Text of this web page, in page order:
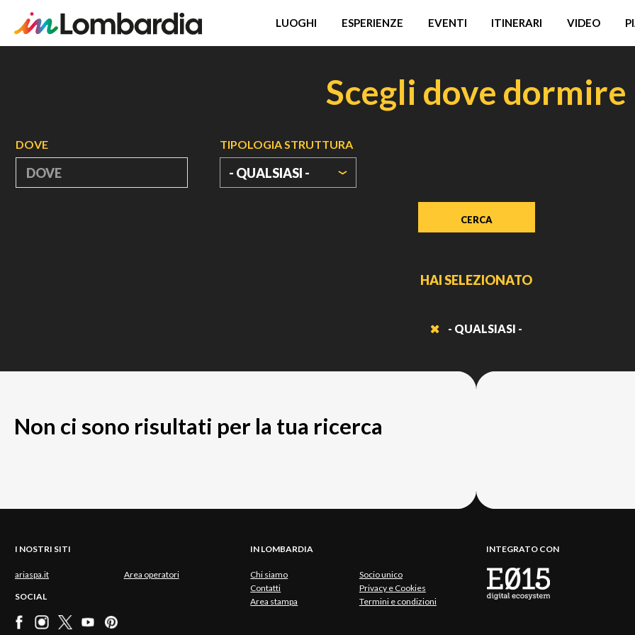
LUOGHI ESPERIENZE EVENTI ITINERARI VIDEO
Scegli dove dormire
DOVE TIPOLOGIA STRUTTURA
- QUALSIASI -
HAI SELEZIONATO
- QUALSIASI -
Non ci sono risultati per la tua ricerca
I NOSTRI SITI
ariaspa.it Area operatori
SOCIAL
IN LOMBARDIA
Chi siamo
Socio unico
Contatti
Privacy e Cookies
Area stampa
Termini e condizioni
INTEGRATO CON